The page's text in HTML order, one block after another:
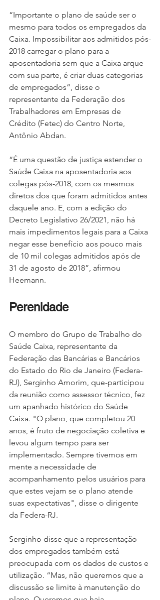
“Importante o plano de saúde ser o
mesmo para todos os empregados da
Caixa. Impossibilitar aos admitidos pós-
2018 carregar o plano para a
aposentadoria sem que a Caixa arque
com sua parte, é criar duas categorias
de empregados”, disse o
representante da Federação dos
Trabalhadores em Empresas de
Crédito (Fetec) do Centro Norte,
Antônio Abdan.
“É uma questão de justiça estender o
Saúde Caixa na aposentadoria aos
colegas pós-2018, com os mesmos
diretos dos que foram admitidos antes
daquele ano. E, com a edição do
Decreto Legislativo 26/2021, não há
mais impedimentos legais para a Caixa
negar esse benefício aos pouco mais
de 10 mil colegas admitidos após de
31 de agosto de 2018”, afirmou
Heemann.
Perenidade
O membro do Grupo de Trabalho do
Saúde Caixa, representante da
Federação das Bancárias e Bancários
do Estado do Rio de Janeiro (Federa-
RJ), Serginho Amorim, que-participou
da reunião como assessor técnico, fez
um apanhado histórico do Saúde
Caixa. "O plano, que completou 20
anos, é fruto de negociação coletiva e
levou algum tempo para ser
implementado. Sempre tivemos em
mente a necessidade de
acompanhamento pelos usuários para
que estes vejam se o plano atende
suas expectativas", disse o dirigente
da Federa-RJ.
Serginho disse que a representação
dos empregados também está
preocupada com os dados de custos e
utilização. “Mas, não queremos que a
discussão se limite à manutenção do